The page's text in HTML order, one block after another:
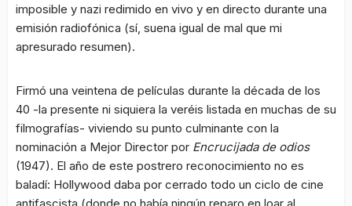
imposible y nazi redimido en vivo y en directo durante una
emisión radiofónica (sí, suena igual de mal que mi
apresurado resumen).
Firmó una veintena de películas durante la década de los
40 -la presente ni siquiera la veréis listada en muchas de su
filmografías- viviendo su punto culminante con la
nominación a Mejor Director por Encrucijada de odios
(1947). El año de este postrero reconocimiento no es
baladí: Hollywood daba por cerrado todo un ciclo de cine
antifascista (donde no había ningún reparo en loar al